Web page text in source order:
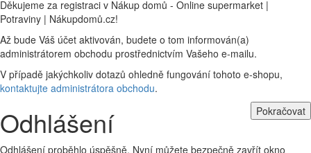
Děkujeme za registraci v Nákup domů - Online supermarket |
Potraviny | Nákupdomů.cz!
Až bude Váš účet aktivován, budete o tom informován(a)
administrátorem obchodu prostřednictvím Vašeho e-mailu.
V případě jakýchkoliv dotazů ohledně fungování tohoto e-shopu,
kontaktujte administrátora obchodu.
Pokračovat
Odhlášení
Odhlášení proběhlo úspěšně. Nyní můžete bezpečně zavřít okno